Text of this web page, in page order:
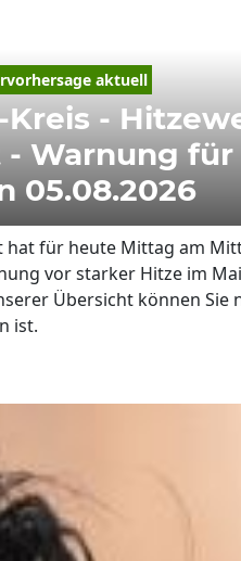
aktuell
Kreis -
Warnung für
05.08.2026
hat für heute Mittag am
vor starker Hitze im
Übersicht können Sie
ist.